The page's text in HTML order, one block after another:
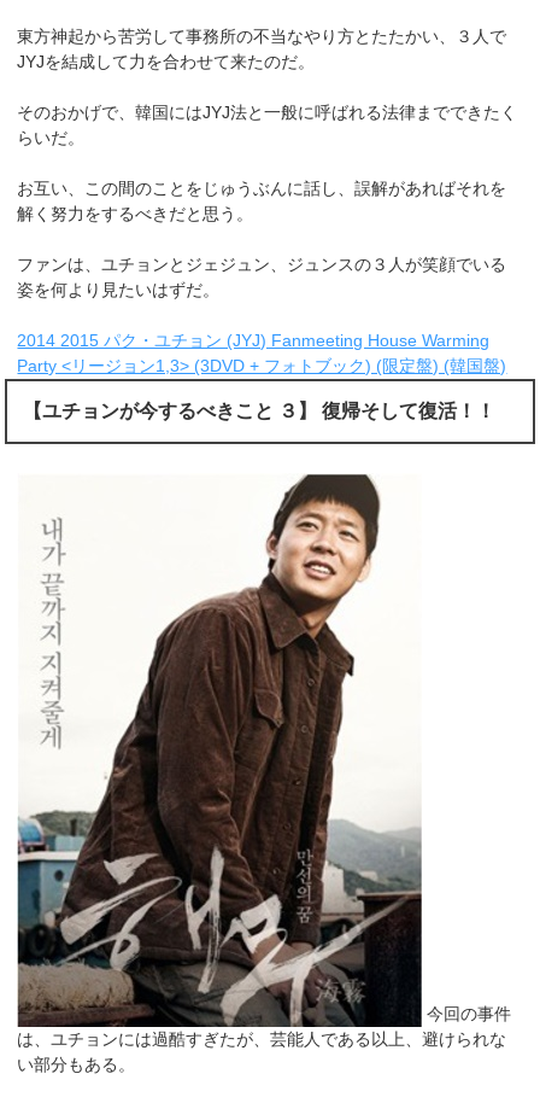
東方神起から苦労して事務所の不当なやり方とたたかい、３人で
JYJを結成して力を合わせて来たのだ。
そのおかげで、韓国にはJYJ法と一般に呼ばれる法律までできたく
らいだ。
お互い、この間のことをじゅうぶんに話し、誤解があればそれを
解く努力をするべきだと思う。
ファンは、ユチョンとジェジュン、ジュンスの３人が笑顔でいる
姿を何より見たいはずだ。
2014 2015 パク・ユチョン (JYJ) Fanmeeting House Warming
Party <リージョン1,3> (3DVD + フォトブック) (限定盤) (韓国盤)
【ユチョンが今するべきこと ３】 復帰そして復活！！
今回の事件
は、ユチョンには過酷すぎたが、芸能人である以上、避けられな
い部分もある。